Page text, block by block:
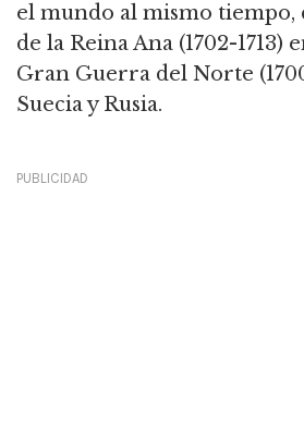
el mundo al mismo tiempo,
de la Reina Ana (1702-1713)
Gran Guerra del Norte
Suecia y Rusia.
PUBLICIDAD